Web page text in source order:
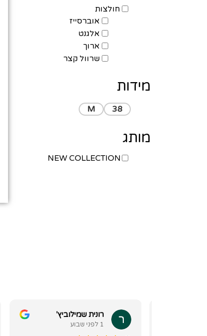
חולצות
אוברסייז
אלגנט
ארוך
שרוול קצר
מידות
38
M
מותג
NEW COLLECTION
רונית שמילוביץ'